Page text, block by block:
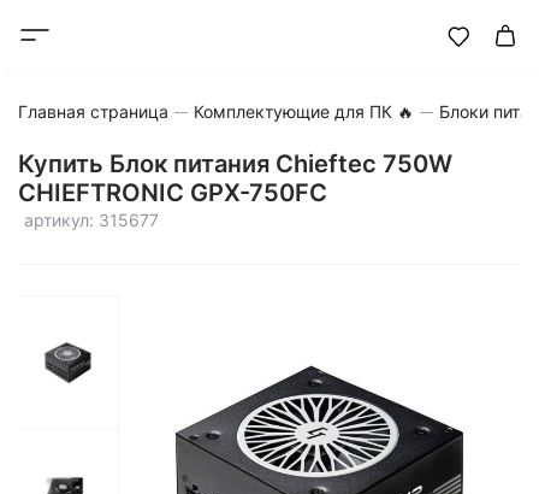
Главная страница Комплектующие для ПК 🔥 Блоки
Купить Блок питания Chieftec 750W
CHIEFTRONIC GPX-750FC
артикул: 315677